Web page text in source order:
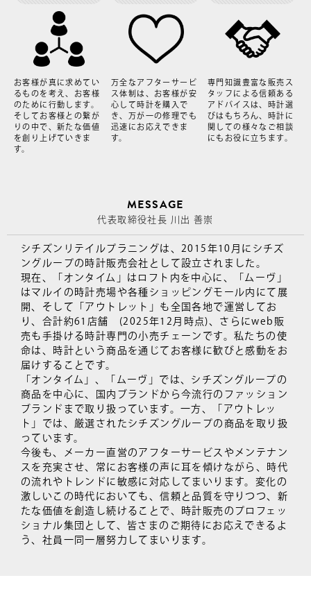
お客様が真に求めてい
るものを考え、お客様
のために行動します。
そしてお客様との繋が
りの中で、新たな価値
を創り上げていきま
す。
万全なアフターサービ
ス体制は、お客様が安
心して時計を購入で
き、万が一の修理でも
迅速にお応えできま
す。
専門知識豊富な販売ス
タッフによる信頼ある
アドバイスは、時計選
びはもちろん、時計に
関しての様々なご相談
にもお役に立ちます。
MESSAGE
代表取締役社長 川出 善崇
シチズンリテイルプラニングは、2015年10月にシチズ
ングループの時計販売会社として設立されました。
現在、「オンタイム」はロフト内を中心に、「ムーヴ」
はマルイの時計売場や各種ショッピングモール内にて展
開、そして「アウトレット」も全国各地で運営してお
り、合計約61店舗 (2025年12月時点)、さらにweb販
売も手掛ける時計専門の小売チェーンです。私たちの使
命は、時計という商品を通じてお客様に歓びと感動をお
届けすることです。
「オンタイム」、「ムーヴ」では、シチズングループの
商品を中心に、国内ブランドから今流行のファッション
ブランドまで取り扱っています。一方、「アウトレッ
ト」では、厳選されたシチズングループの商品を取り扱
っています。
今後も、メーカー直営のアフターサービスやメンテナン
スを充実させ、常にお客様の声に耳を傾けながら、時代
の流れやトレンドに敏感に対応してまいります。変化の
激しいこの時代においても、信頼と品質を守りつつ、新
たな価値を創造し続けることで、時計販売のプロフェッ
ショナル集団として、皆さまのご期待にお応えできるよ
う、社員一同一層努力してまいります。